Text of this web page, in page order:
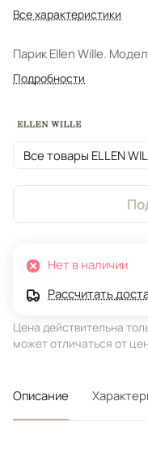
Все характеристики
Парик Ellen Wille.
Подробности
Все товары ELLEN
Нет в наличии
Рассчитать
Цена действительна
может отличаться от
Описание